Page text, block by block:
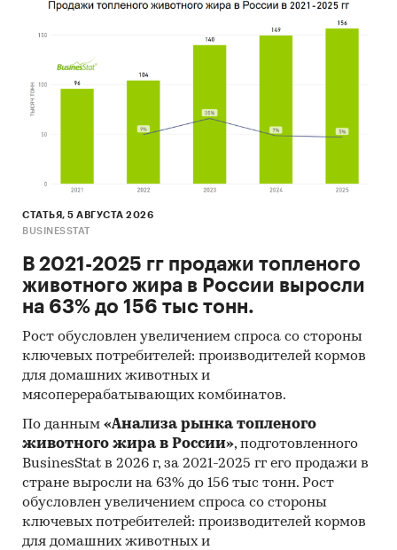
Опрос экспертов медицинской
промышленности
Категории:
Медицинские изделия
/ Медицинские изделия
Ортопедические изделия
СТАТЬЯ, 5 АВГУСТА 2026
BUSINESSTAT
В 2021-2025 гг продажи топленого
животного жира в России выросли
на 63% до 156 тыс тонн.
Рост обусловлен увеличением спроса со стороны
ключевых потребителей: производителей кормов
для домашних животных и
мясоперерабатывающих комбинатов.
По данным «Анализа рынка топленого
животного жира в России», подготовленного
BusinesStat в 2026 г, за 2021-2025 гг его продажи в
стране выросли на 63% до 156 тыс тонн. Рост
обусловлен увеличением спроса со стороны
ключевых потребителей: производителей кормов
для домашних животных и